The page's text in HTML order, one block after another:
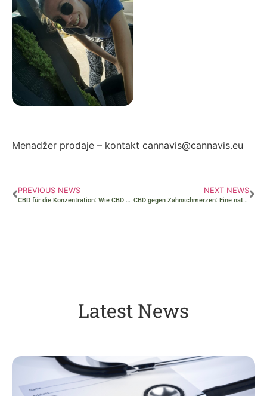
Menadžer prodaje – kontakt cannavis@cannavis.eu
PREVIOUS NEWS
CBD für die Konzentration: Wie CBD helfen kann, die Konzentration zu verbessern
NEXT NEWS
CBD gegen Zahnschmerzen: Eine natürliche Lösung zur Schmerzlinderung
Latest News